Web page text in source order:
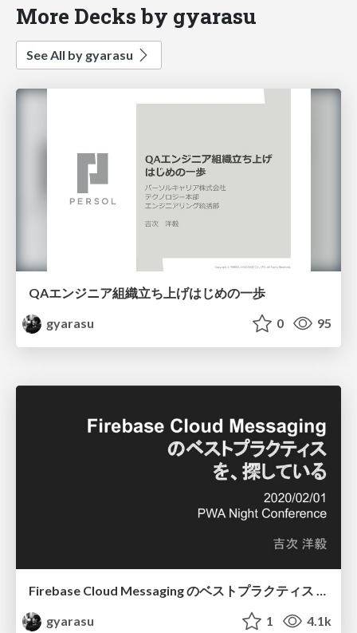
More Decks by gyarasu
See All by gyarasu
QAエンジニア組織立ち上げはじめの一歩
gyarasu
0 95
gyarasu
1 4.1k